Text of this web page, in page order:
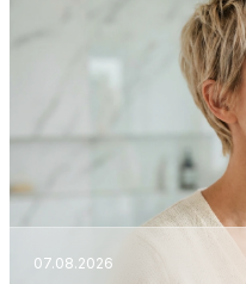
07.08.2026